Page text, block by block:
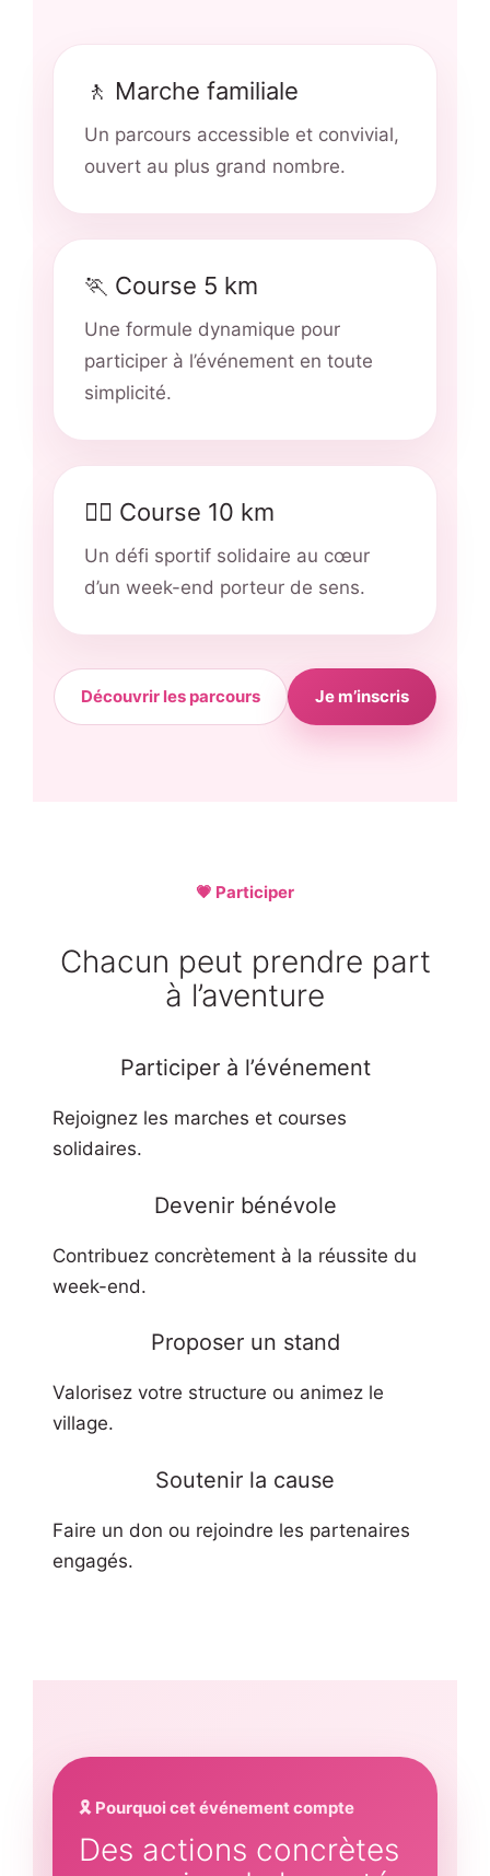
🚶 Marche familiale
Un parcours accessible et convivial,
ouvert au plus grand nombre.
🏃 Course 5 km
Une formule dynamique pour
participer à l’événement en toute
simplicité.
🏃‍♀️ Course 10 km
Un défi sportif solidaire au cœur
d’un week-end porteur de sens.
Découvrir les parcours Je m’inscris
💗 Participer
Chacun peut prendre part
à l’aventure
Participer à l’événement
Rejoignez les marches et courses
solidaires.
Devenir bénévole
Contribuez concrètement à la réussite du
week-end.
Proposer un stand
Valorisez votre structure ou animez le
village.
Soutenir la cause
Faire un don ou rejoindre les partenaires
engagés.
🎗 Pourquoi cet événement compte
Des actions concrètes